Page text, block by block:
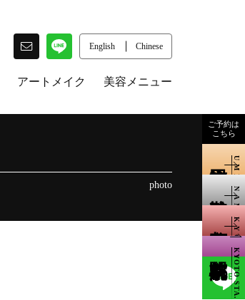
English Chinese
アートメイク 美容メニュー
ご予約は
こちら
UMEDA
NAMBA
KYOTO
KYOTO STA.
photo